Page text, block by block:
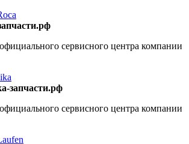
сервисного центра компании
запчасти.рф
сервисного центра компании